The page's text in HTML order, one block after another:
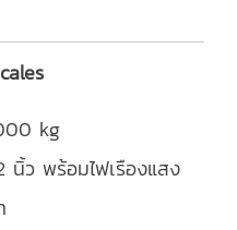
kg
นิ้ว พร้อมไฟเรืองแสง